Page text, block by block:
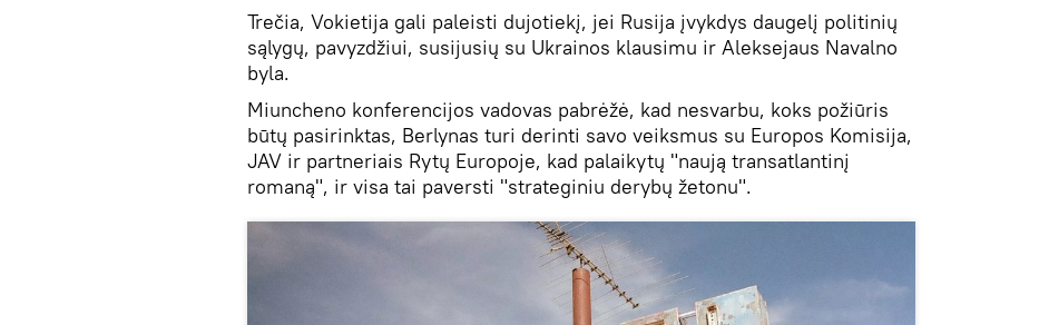
Trečia, Vokietija gali paleisti dujotiekį, jei Rusija įvykdys daugelį politinių
sąlygų, pavyzdžiui, susijusių su Ukrainos klausimu ir Aleksejaus Navalno
byla.
Miuncheno konferencijos vadovas pabrėžė, kad nesvarbu, koks požiūris
būtų pasirinktas, Berlynas turi derinti savo veiksmus su Europos Komisija,
JAV ir partneriais Rytų Europoje, kad palaikytų "naują transatlantinį
romaną", ir visa tai paversti "strateginiu derybų žetonu".